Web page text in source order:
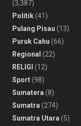
(3,387)
Politik(41)
Pulang Pisau (13)
Puruk Cahu (66)
Regional (22)
RELIGI (12)
Sport(98)
Sumatera (8)
Sumatra (274)
Sumatra Utara (5)